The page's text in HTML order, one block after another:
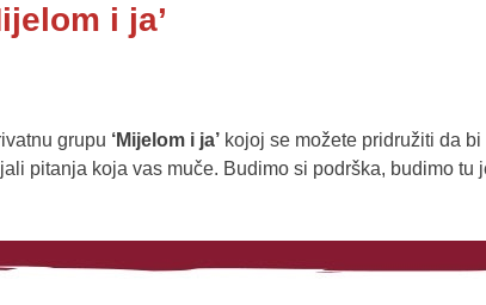
i ja’
grupu ‘Mijelom i ja’ kojoj se možete pridružiti da
pitanja koja vas muče. Budimo si podrška, budimo tu